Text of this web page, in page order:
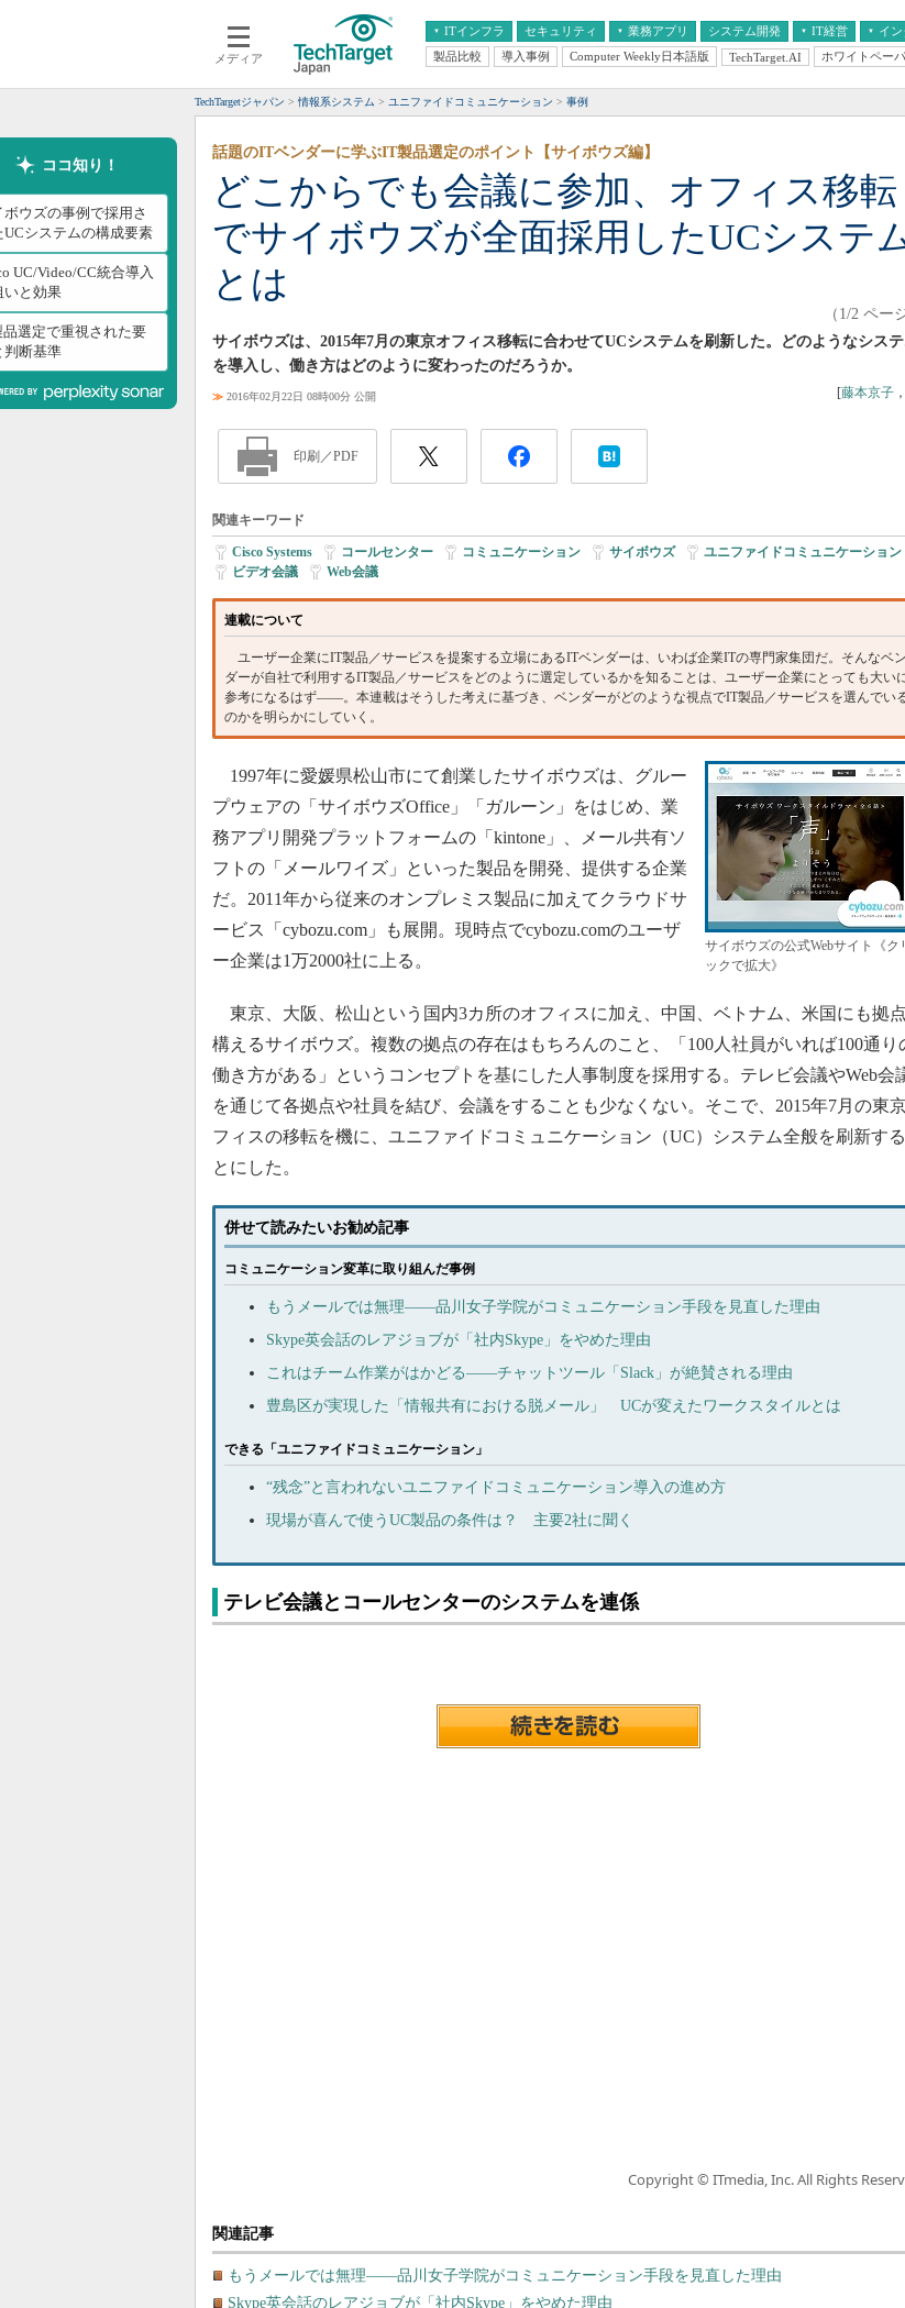
メディア
ITインフラ
クラウド
スマートモバイル
ネットワーク
システム運用管理
セキュリティ 業務アプリ
エンタープライズAI
ERP
CX
情報系システム
システム開発 IT経営
経営とIT
イ
医療IT
製品比較 導入事例 Computer Weekly日本語版 TechTarget.AI ホワイトペー
TechTargetジャパン 情報系システム ユニファイドコミュニケーション 事例
ココ知り！
ボウズの事例で採用さ
UCシステムの構成要素
UC/Video/CC統合導入
いと効果
品選定で重視された要
判断基準
どこからでも会議に参加、オフィス移転
でサイボウズが全面採用したUCシステ
とは
話題のITベンダーに学ぶIT製品選定のポイント【サイボウズ編】
（1/2 ペー
サイボウズは、2015年7月の東京オフィス移転に合わせてUCシステムを刷新した。どのようなシス
を導入し、働き方はどのように変わったのだろうか。
≫ 2016年02月22日 08時00分 公開 [藤本京子 ，
印刷／PDF
関連キーワード
Cisco Systems コールセンター コミュニケーション サイボウズ| ユニファイドコミュニケーション
ビデオ会議
Web会議
連載について
ユーザー企業にIT製品／サービスを提案する立場にあるITベンダーは、いわば企業ITの専門家集団だ。そんなベン
ダーが自社で利用するIT製品／サービスをどのように選定しているかを知ることは、ユーザー企業にとっても大い
参考になるはず――。本連載はそうした考えに基づき、ベンダーがどのような視点でIT製品／サービスを選んでい
のかを明らかにしていく。
サイボウズの公式Webサイト《ク
ックで拡大》
1997年に愛媛県松山市にて創業したサイボウズは、グルー
プウェアの「サイボウズOffice」「ガルーン」をはじめ、業
務アプリ開発プラットフォームの「kintone」、メール共有ソ
フトの「メールワイズ」といった製品を開発、提供する企業
だ。2011年から従来のオンプレミス製品に加えてクラウドサ
ービス「cybozu.com」も展開。現時点でcybozu.comのユーザ
ー企業は1万2000社に上る。
東京、大阪、松山という国内3カ所のオフィスに加え、中国、ベトナム、米国にも拠
構えるサイボウズ。複数の拠点の存在はもちろんのこと、「100人社員がいれば100通り
働き方がある」というコンセプトを基にした人事制度を採用する。テレビ会議やWeb会
を通じて各拠点や社員を結び、会議をすることも少なくない。そこで、2015年7月の東
フィスの移転を機に、ユニファイドコミュニケーション（UC）システム全般を刷新する
とにした。
併せて読みたいお勧め記事
コミュニケーション変革に取り組んだ事例
もうメールでは無理――品川女子学院がコミュニケーション手段を見直した理由
Skype英会話のレアジョブが「社内Skype」をやめた理由
これはチーム作業がはかどる――チャットツール「Slack」が絶賛される理由
豊島区が実現した「情報共有における脱メール」 UCが変えたワークスタイルとは
できる「ユニファイドコミュニケーション」
“残念”と言われないユニファイドコミュニケーション導入の進め方
現場が喜んで使うUC製品の条件は？ 主要2社に聞く
テレビ会議とコールセンターのシステムを連係
Copyright © ITmedia, Inc. All Rights
関連記事
もうメールでは無理――品川女子学院がコミュニケーション手段を見直した理由
Skype英会話のレアジョブが「社内Skype」をやめた理由